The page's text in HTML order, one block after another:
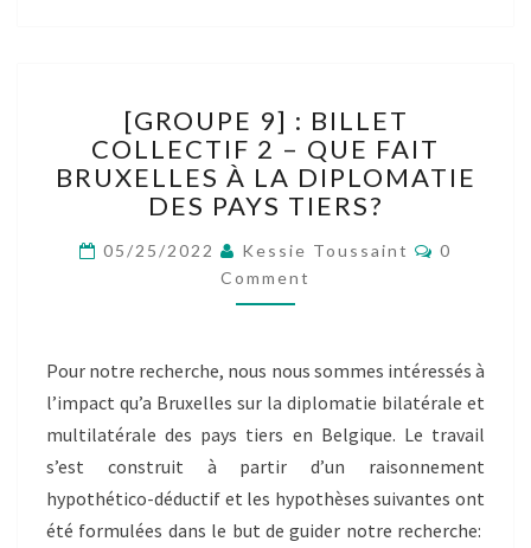
9]
:
BILLET
COLLECTIF
–
QUE
FAIT
LA
DIPLOMATIE
DES
PAYS
[GROUPE 9] : BILLET
COLLECTIF 2 – QUE FAIT
BRUXELLES À LA DIPLOMATIE
DES PAYS TIERS?
05/25/2022 Kessie Toussaint
0
Comment
Pour notre recherche, nous nous sommes intéressés à
l’impact qu’a Bruxelles sur la diplomatie bilatérale et
multilatérale des pays tiers en Belgique. Le travail
s’est construit à partir d’un raisonnement
hypothético-déductif et les hypothèses suivantes ont
été formulées dans le but de guider notre recherche: